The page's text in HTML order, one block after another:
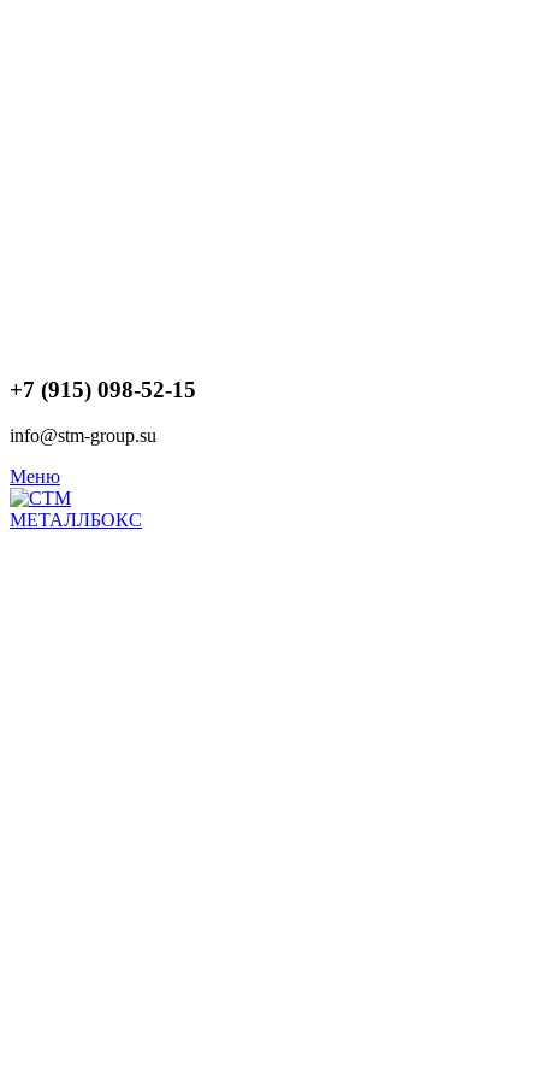
+7 (915) 098-52-15
info@stm-group.su
Меню